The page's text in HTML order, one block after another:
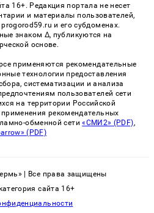
16+. Редакция портала не несет
и материалы пользователей,
и его субдоменах.
знаком Δ, публикуются на
основе.
применяются рекомендательные
технологии предоставления
систематизации и анализа
пользователей сети
на территории Российской
рекомендательных
обменной сети«СМИ2» (PDF),
(PDF)
| Все права защищены
сайта 16+